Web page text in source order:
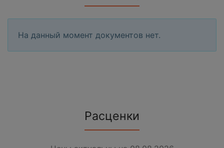
На данный момент документов нет.
Расценки